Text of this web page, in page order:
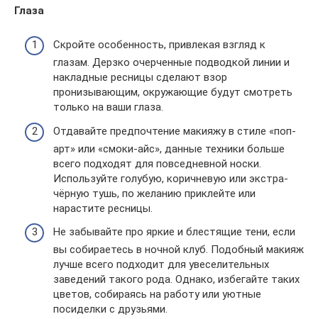
Глаза
Скройте особенность, привлекая взгляд к
глазам. Дерзко очерченные подводкой линии и
накладные ресницы сделают взор
пронизывающим, окружающие будут смотреть
только на ваши глаза.
Отдавайте предпочтение макияжу в стиле «поп-
арт» или «смоки-айс», данные техники больше
всего подходят для повседневной носки.
Используйте голубую, коричневую или экстра-
чёрную тушь, по желанию приклейте или
нарастите ресницы.
Не забывайте про яркие и блестящие тени, если
вы собираетесь в ночной клуб. Подобный макияж
лучше всего подходит для увеселительных
заведений такого рода. Однако, избегайте таких
цветов, собираясь на работу или уютные
посиделки с друзьями.